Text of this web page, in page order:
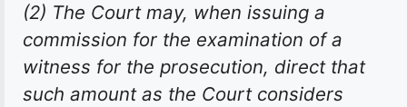
(2) The Court may, when issuing a
commission for the examination of a
witness for the prosecution, direct that
such amount as the Court considers